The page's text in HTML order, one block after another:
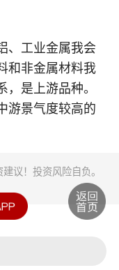
、工业金属我会
和非金属材料我
是上游品种。
游景气度较高的
议！投资风险自负。